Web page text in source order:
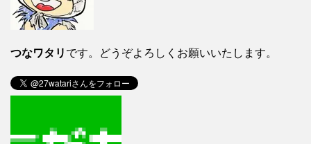
つなワタリ です。どうぞよろしくお願いいたします。